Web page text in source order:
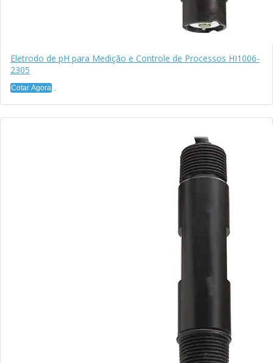
Eletrodo de pH para Medição e Controle de Processos HI1006-
2305
Cotar Agora